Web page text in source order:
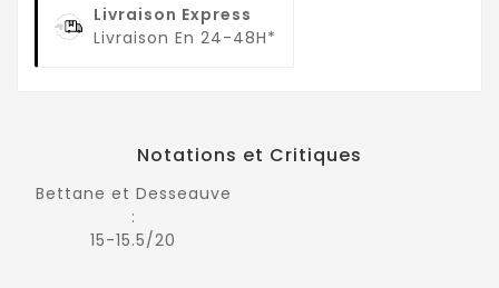
Livraison Express
Livraison En 24-48H*
Notations et Critiques
Bettane et Desseauve
:
15-15.5/20